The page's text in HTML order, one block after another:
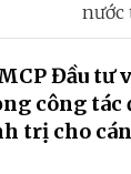
nước
Đầu tư
công tác
trị cho